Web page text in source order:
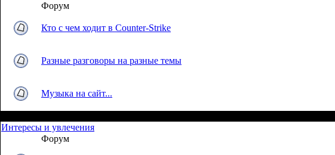
Форум
Кто с чем ходит в Counter-Strike
Разные разговоры на разные темы
Музыка на сайт...
Интересы и увлечения
Форум